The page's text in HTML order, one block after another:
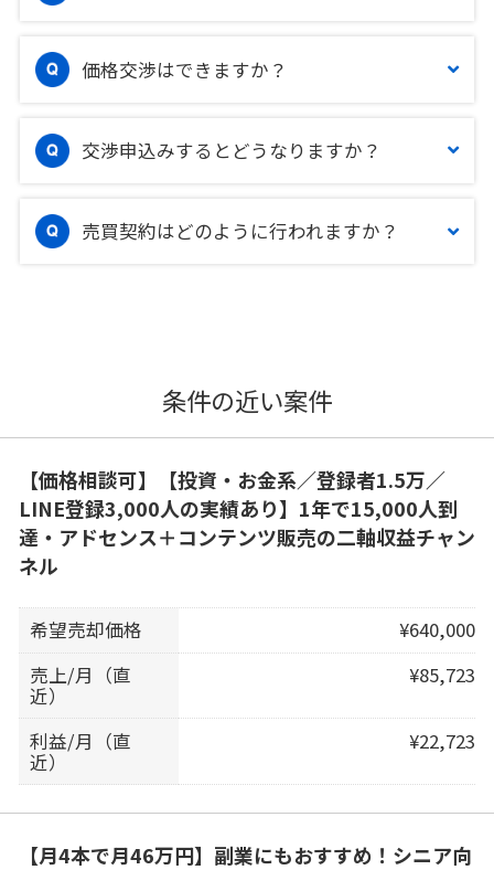
価格交渉はできますか？
交渉申込みするとどうなりますか？
売買契約はどのように行われますか？
条件の近い案件
【価格相談可】【投資・お金系／登録者1.5万／
LINE登録3,000人の実績あり】1年で15,000人到
達・アドセンス＋コンテンツ販売の二軸収益チャン
ネル
希望売却価格
¥640,000
売上/月（直
近）
¥85,723
利益/月（直
近）
¥22,723
【月4本で月46万円】副業にもおすすめ！シニア向